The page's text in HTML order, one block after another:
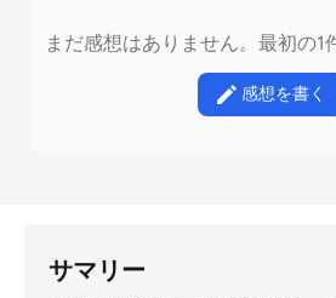
まだ感想はありません。最初の1
感想を書く
サマリー